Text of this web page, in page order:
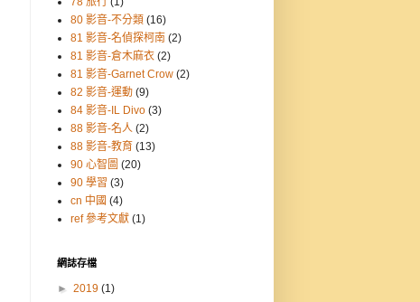
80 影音-不分類 (16)
81 影音-名偵探柯南 (2)
81 影音-倉木麻衣 (2)
81 影音-Garnet Crow (2)
82 影音-運動 (9)
84 影音-IL Divo (3)
88 影音-名人 (2)
88 影音-教育 (13)
90 心智圖 (20)
90 學習 (3)
cn 中國 (4)
ref 參考文獻 (1)
網誌存檔
► 2019 (1)